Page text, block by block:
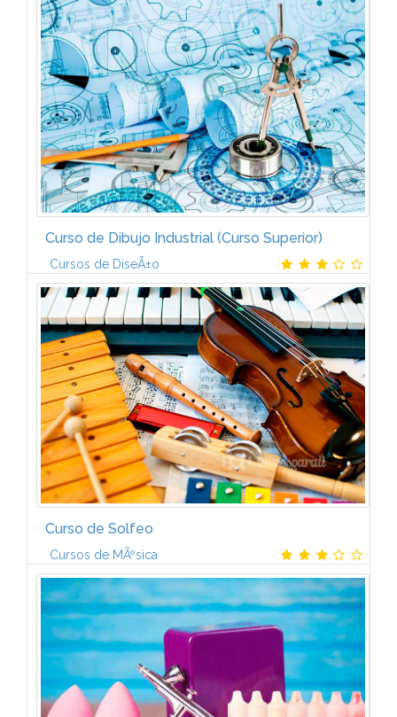
Curso de Dibujo Industrial (Curso Superior)
Cursos de DiseÃ±o
OFICINA TÃCNICA (6 ECTS)CAD 3D SOLID EDGE (6
ECTS)NX E INTRODUCCIÃN A LA SIMULACIÃN (6
ECTSModalidad online con:- Material de estudio
diseÃ±ado especÃ­ficamente.- Campus virtual...
Curso de Solfeo
Cursos de MÃºsica
Contenido temÃ¡tico-El contenido temÃ¡tico estÃ¡
dividido en 2 partes; cada una contiene 6 manuales
con el siguiente contenido, resumido de manera
muy esquemÃ¡tica:Parte...